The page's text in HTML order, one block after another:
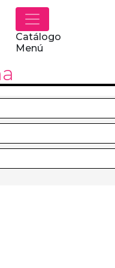
Catálogo
Menú